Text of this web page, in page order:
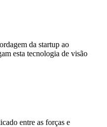
da startup ao
esta tecnologia de visão
entre as forças e